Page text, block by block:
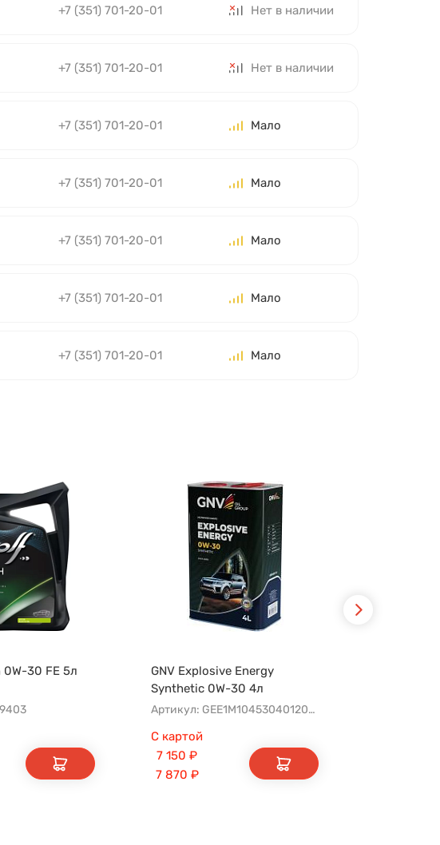
+7 (351) 701-20-01 Нет в наличии
+7 (351) 701-20-01 Нет в наличии
+7 (351) 701-20-01 Мало
+7 (351) 701-20-01 Мало
+7 (351) 701-20-01 Мало
+7 (351) 701-20-01 Мало
+7 (351) 701-20-01 Мало
30 FE 5л
GNV Explosive Energy
Synthetic 0W-30 4л
Артикул: GEE1M10453040120030004
С картой
7 150 ₽
7 870 ₽